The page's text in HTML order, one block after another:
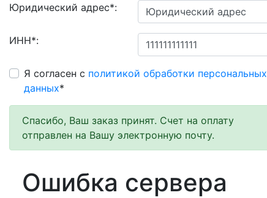
Юридический адрес*:
ИНН*:
Я согласен с политикой обработки персональных
данных*
Спасибо, Ваш заказ принят. Счет на оплату
отправлен на Вашу электронную почту.
Ошибка сервера